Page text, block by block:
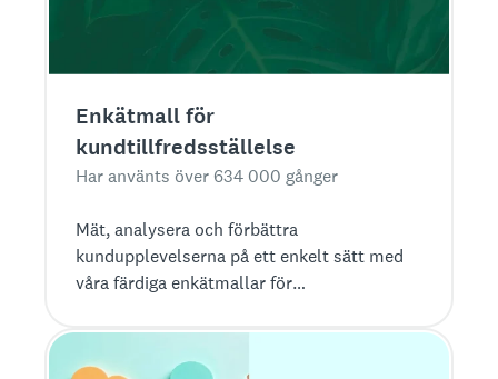
Enkätmall för
kundtillfredsställelse
Har använts över 634 000 gånger
Mät, analysera och förbättra
kundupplevelserna på ett enkelt sätt med
våra färdiga enkätmallar för